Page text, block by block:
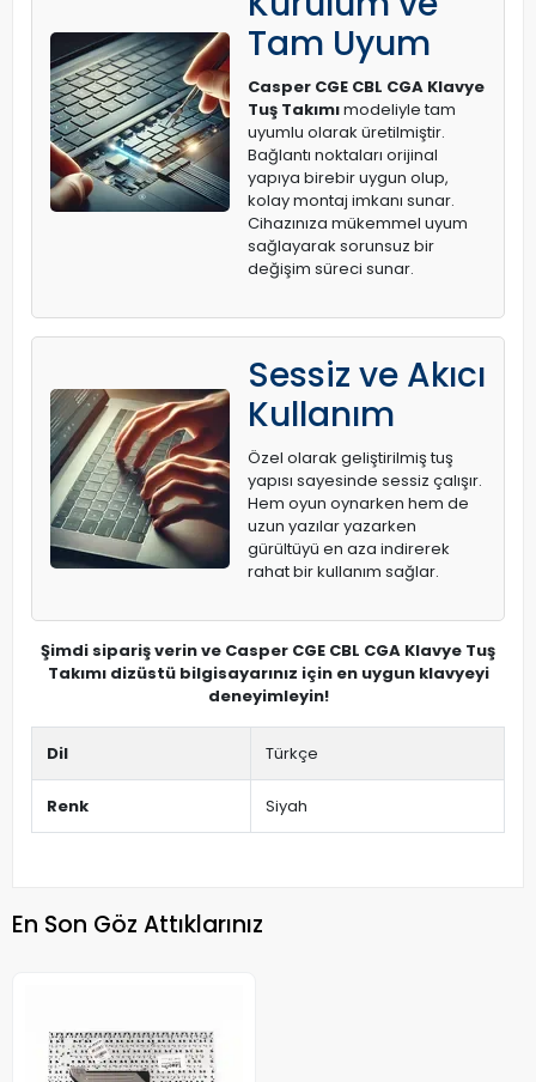
Tam Uyum
Casper CGE CBL CGA Klavye
Tuş Takımımodeliyle tam
uyumlu olarak üretilmiştir.
Bağlantı noktaları orijinal
yapıya birebir uygun olup,
kolay montaj imkanı sunar.
Cihazınıza mükemmel uyum
sağlayarak sorunsuz bir
değişim süreci sunar.
Sessiz ve Akıcı
Kullanım
Özel olarak geliştirilmiş tuş
yapısı sayesinde sessiz çalışır.
Hem oyun oynarken hem de
uzun yazılar yazarken
gürültüyü en aza indirerek
rahat bir kullanım sağlar.
Şimdi sipariş verin ve Casper CGE CBL CGA Klavye Tuş
Takımı dizüstü bilgisayarınız için en uygun klavyeyi
deneyimleyin!
Dil Türkçe
Renk Siyah
En Son Göz Attıklarınız